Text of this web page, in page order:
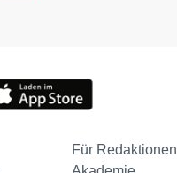
Für Redaktionen